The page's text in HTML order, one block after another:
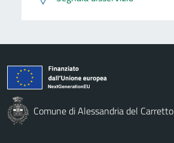
Comune di Alessandria del Carretto